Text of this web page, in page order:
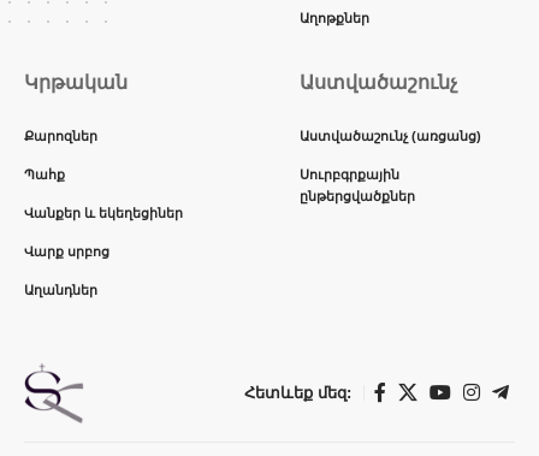
Աղոթքներ
Կրթական
Քարոզներ
Պահք
Վանքեր և եկեղեցիներ
Վարք սրբոց
Աղանդներ
Աստվածաշունչ
Աստվածաշունչ (առցանց)
Սուրբգրքային
ընթերցվածքներ
Հետևեք մեզ: